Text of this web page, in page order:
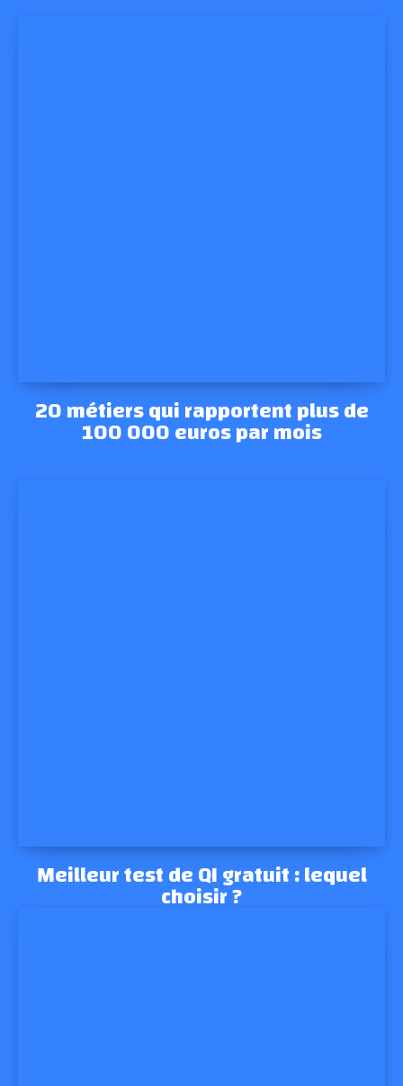
20 métiers qui rapportent plus de
100 000 euros par mois
Meilleur test de QI gratuit : lequel
choisir ?